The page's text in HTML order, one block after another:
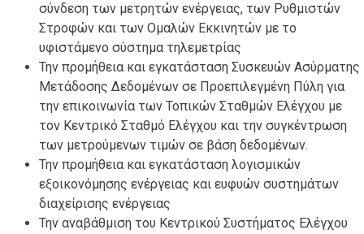
σύνδεση των μετρητών ενέργειας, των Ρυθμιστών
Στροφών και των Ομαλών Εκκινητών με το
υφιστάμενο σύστημα τηλεμετρίας
Την προμήθεια και εγκατάσταση Συσκευών Ασύρματης
Μετάδοσης Δεδομένων σε Προεπιλεγμένη Πύλη για
την επικοινωνία των Τοπικών Σταθμών Ελέγχου με
τον Κεντρικό Σταθμό Ελέγχου και την συγκέντρωση
των μετρούμενων τιμών σε βάση δεδομένων.
Την προμήθεια και εγκατάσταση λογισμικών
εξοικονόμησης ενέργειας και ευφυών συστημάτων
διαχείρισης ενέργειας
Την αναβάθμιση του Κεντρικού Συστήματος Ελέγχου